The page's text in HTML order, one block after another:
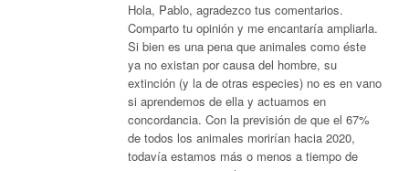
Hola, Pablo, agradezco tus comentarios.
Comparto tu opinión y me encantaría ampliarla.
Si bien es una pena que animales como éste
ya no existan por causa del hombre, su
extinción (y la de otras especies) no es en vano
si aprendemos de ella y actuamos en
concordancia. Con la previsión de que el 67%
de todos los animales morirían hacia 2020,
todavía estamos más o menos a tiempo de